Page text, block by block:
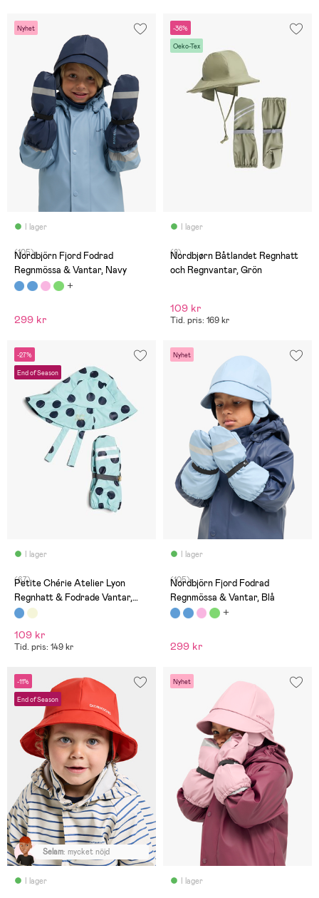
Nyhet
I lager
(105)
Nordbjörn Fjord Fodrad
Regnmössa & Vantar, Navy
299 kr
-36%
Oeko-Tex
I lager
(8)
Nordbjørn Båtlandet Regnhatt
och Regnvantar, Grön
109 kr
Tid. pris: 169 kr
-27%
End of Season
I lager
(67)
Petite Chérie Atelier Lyon
Regnhatt & Fodrade Vantar,
Dots Icy Morn
109 kr
Tid. pris: 149 kr
Nyhet
I lager
(105)
Nordbjörn Fjord Fodrad
Regnmössa & Vantar, Blå
299 kr
-11%
End of Season
I lager
Selam: mycket nöjd
Nyhet
I lager